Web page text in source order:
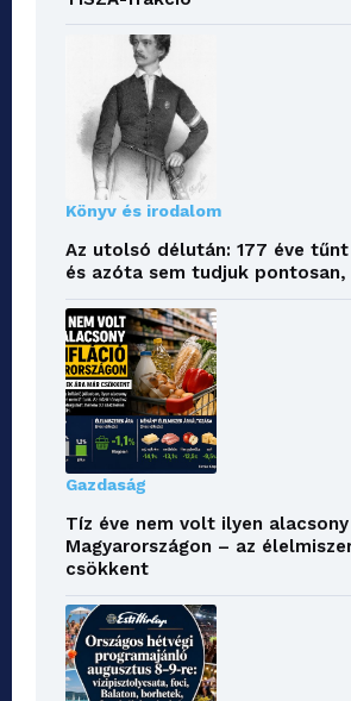
Könyv és irodalom
Az utolsó délután: 177 éve
és azóta sem tudjuk
Gazdaság
Tíz éve nem volt ilyen
Magyarországon – az
csökkent